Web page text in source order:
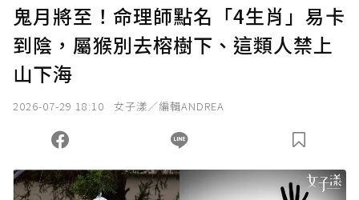
確認送出
您當前剩餘 U 利點數：0點；前往 購買點數
鬼月將至！命理師點名「4生肖」易卡
到陰，屬猴別去榕樹下、這類人禁上
山下海
2026-07-29 18:10 女子漾／編輯ANDREA